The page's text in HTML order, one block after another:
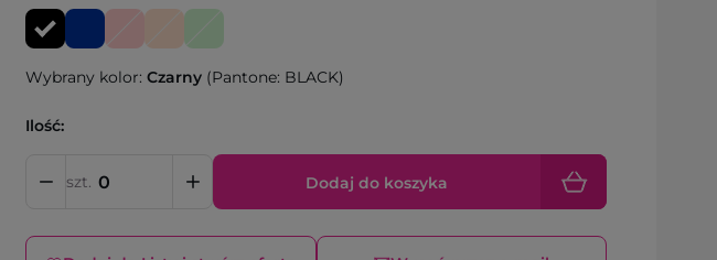
Wybrany kolor: Czarny (Pantone: BLACK)
Ilość:
szt. Dodaj do koszyka